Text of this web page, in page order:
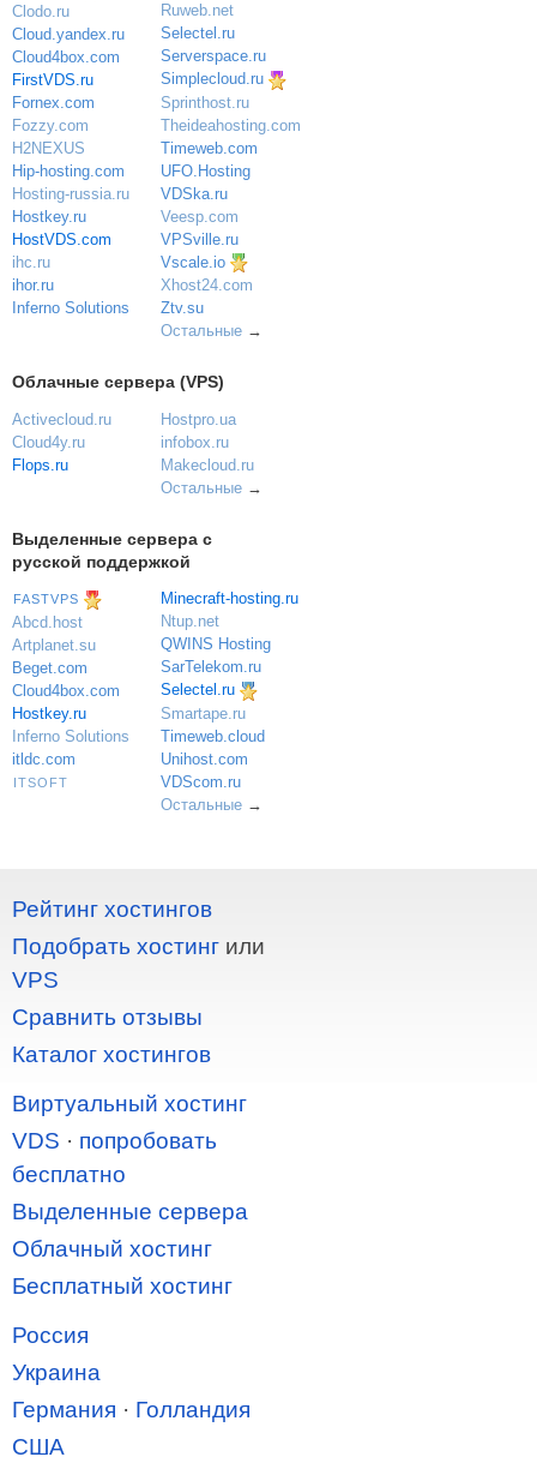
Clodo.ru
Cloud.yandex.ru
Cloud4box.com
FirstVDS.ru
Fornex.com
Fozzy.com
H2NEXUS
Hip-hosting.com
Hosting-russia.ru
Hostkey.ru
HostVDS.com
ihc.ru
ihor.ru
Inferno Solutions
Ruweb.net
Selectel.ru
Serverspace.ru
Simplecloud.ru
Sprinthost.ru
Theideahosting.com
Timeweb.com
UFO.Hosting
VDSka.ru
Veesp.com
VPSville.ru
Vscale.io
Xhost24.com
Ztv.su
Остальные→
Облачные сервера (VPS)
Activecloud.ru
Cloud4y.ru
Flops.ru
Hostpro.ua
infobox.ru
Makecloud.ru
Остальные→
Выделенные сервера с
русской поддержкой
FASTVPS
Abcd.host
Artplanet.su
Beget.com
Cloud4box.com
Hostkey.ru
Inferno Solutions
itldc.com
ITSOFT
Minecraft-hosting.ru
Ntup.net
QWINS Hosting
SarTelekom.ru
Selectel.ru
Smartape.ru
Timeweb.cloud
Unihost.com
VDScom.ru
Остальные→
Рейтинг хостингов
Подобрать хостинг или
VPS
Сравнить отзывы
Каталог хостингов
Виртуальный хостинг
VDS · попробовать
бесплатно
Выделенные сервера
Облачный хостинг
Бесплатный хостинг
Россия
Украина
Германия · Голландия
США